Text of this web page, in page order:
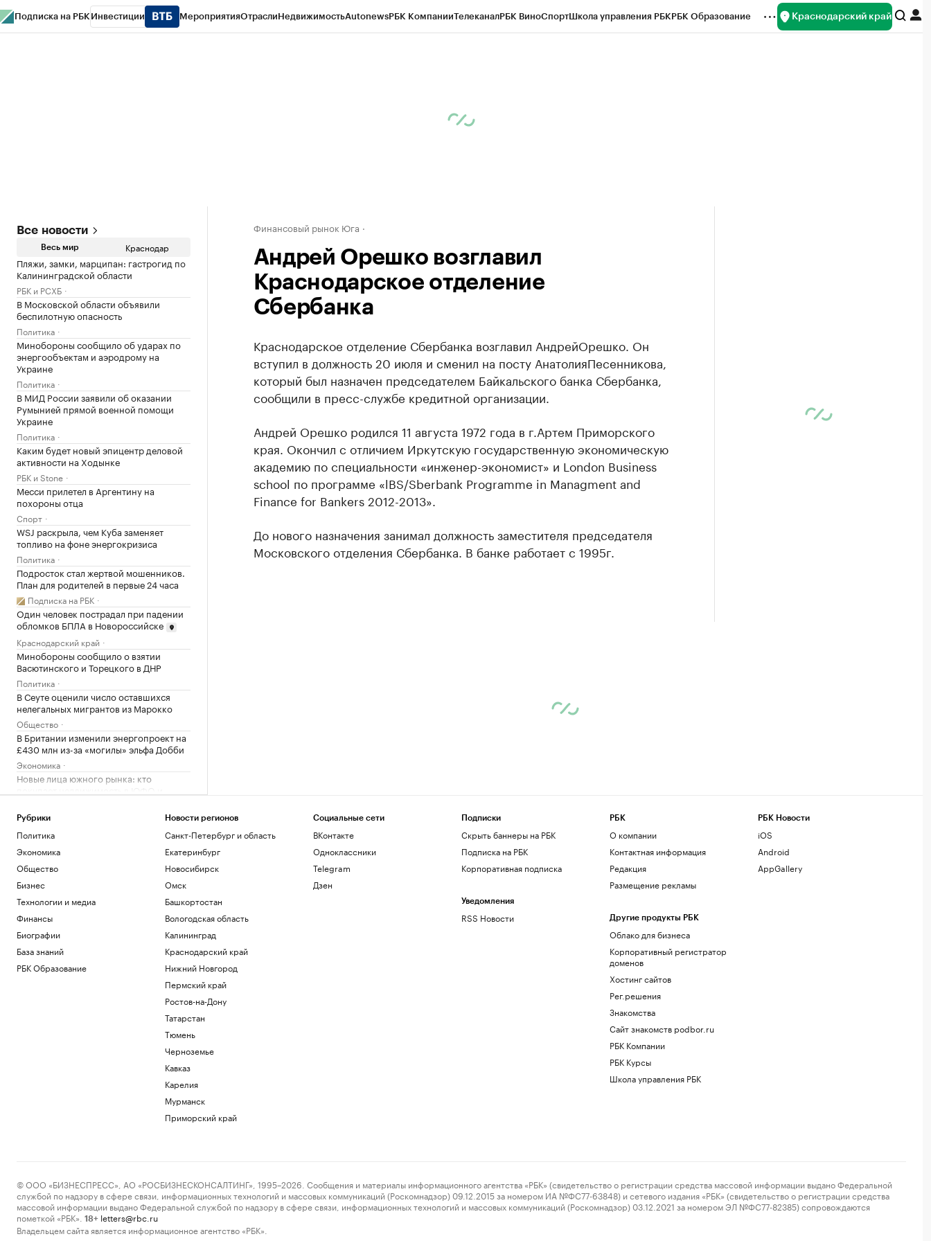
Подписка на РБК Инвестиции МероприятияОтраслиНедвижимостьAutonewsРБК КомпанииТелеканалРБК ВиноСпортШкола управления РБКРБК Образование Краснодарский край
Все новости
Весь мир Краснодар
Пляжи, замки, марципан: гастрогид по
Калининградской области
РБК и РСХБ
В Московской области объявили
беспилотную опасность
Политика
Минобороны сообщило об ударах по
энергообъектам и аэродрому на
Украине
Политика
В МИД России заявили об оказании
Румынией прямой военной помощи
Украине
Политика
Каким будет новый эпицентр деловой
активности на Ходынке
РБК и Stone
Месси прилетел в Аргентину на
похороны отца
Спорт
WSJ раскрыла, чем Куба заменяет
топливо на фоне энергокризиса
Политика
Подросток стал жертвой мошенников.
План для родителей в первые 24 часа
Подписка на РБК
Один человек пострадал при падении
обломков БПЛА в Новороссийске
Краснодарский край
Минобороны сообщило о взятии
Васютинского и Торецкого в ДНР
Политика
В Сеуте оценили число оставшихся
нелегальных мигрантов из Марокко
Общество
В Британии изменили энергопроект на
£430 млн из-за «могилы» эльфа Добби
Экономика
Новые лица южного рынка: кто
покупает недвижимость в ЮФО и
Краснодарский край
Финляндия отказалась передать
Украине ракеты Patriot
Политика
11 мифов об ИИ в промышленности — и
как все устроено на практике
РБК и Yandex Cloud
СК возбудил дело о теракте после
атаки ВСУ на Белгород
Политика
С прокрастинацией меньше
зарабатывают и чаще болеют. Можно ли
ее победить
На западе Словакии объявили режим
ЧС из-за пожара на военном полигоне
накопления в период турбулентности
В Белгороде повреждены около 30
Финансовый рынок Юга
Андрей Орешко возглавил
Краснодарское отделение
Сбербанка
Краснодарское отделение Сбербанка возглавил АндрейОрешко. Он
вступил в должность 20 июля и сменил на посту АнатолияПесенникова
который был назначен председателем Байкальского банка Сбербанка,
сообщили в пресс-службе кредитной организации.
Андрей Орешко родился 11 августа 1972 года в г.Артем Приморского
края. Окончил c отличием Иркутскую государственную экономическую
академию по специальности «инженер-экономист» и London Business
school по программе «lBS/Sberbank Programme in Managment and
Finance for Bankers 2012-2013».
До нового назначения занимал должность заместителя председателя
Московского отделения Сбербанка. В банке работает с 1995г.
Рубрики
Политика
Экономика
Общество
Бизнес
Технологии и медиа
Финансы
Биографии
База знаний
РБК Образование
Новости регионов
Санкт-Петербург и область
Екатеринбург
Новосибирск
Омск
Башкортостан
Вологодская область
Калининград
Краснодарский край
Нижний Новгород
Пермский край
Ростов-на-Дону
Татарстан
Тюмень
Черноземье
Кавказ
Карелия
Мурманск
Приморский край
Социальные сети
ВКонтакте
Одноклассники
Telegram
Дзен
Подписки
Скрыть баннеры на РБК
Подписка на РБК
Корпоративная подписка
Уведомления
RSS Новости
РБК
О компании
Контактная информация
Редакция
Размещение рекламы
Другие продукты РБК
Облако для бизнеса
Корпоративный регистратор
доменов
Хостинг сайтов
Рег.решения
Знакомства
Сайт знакомств podbor.ru
РБК Компании
РБК Курсы
Школа управления РБК
РБК Новости
iOS
Android
AppGallery
© ООО «БИЗНЕСПРЕСС», АО «РОСБИЗНЕСКОНСАЛТИНГ», 1995–2026. Сообщения и материалы информационного агентства «РБК» (свидетельство о регистрации средства массовой информации выдано Федеральной
службой по надзору в сфере связи, информационных технологий и массовых коммуникаций (Роскомнадзор) 09.12.2015 за номером ИА №ФС77-63848) и сетевого издания «РБК» (свидетельство о регистрации средства
массовой информации выдано Федеральной службой по надзору в сфере связи, информационных технологий и массовых коммуникаций (Роскомнадзор) 03.12.2021 за номером ЭЛ №ФС77-82385) сопровождаются
пометкой «РБК».
18+ letters@rbc.ru
Владельцем сайта является информационное агентство «РБК».